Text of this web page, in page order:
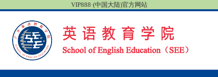
VIP888·(中国大陆)官方网站